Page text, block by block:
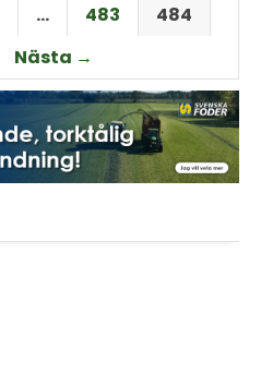
… 483
484
Nästa →